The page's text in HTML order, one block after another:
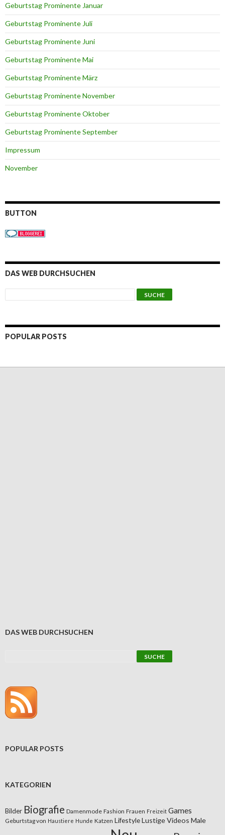
Geburtstag Prominente Januar
Geburtstag Prominente Juli
Geburtstag Prominente Juni
Geburtstag Prominente Mai
Geburtstag Prominente März
Geburtstag Prominente November
Geburtstag Prominente Oktober
Geburtstag Prominente September
Impressum
November
BUTTON
DAS WEB DURCHSUCHEN
POPULAR POSTS
DAS WEB DURCHSUCHEN
POPULAR POSTS
KATEGORIEN
Bilder Biografie Damenmode Fashion Frauen Freizeit Games
Geburtstag von Haustiere Hunde Katzen LifestyleLustige Videos Male